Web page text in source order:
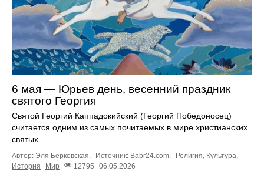
6 мая — Юрьев день, весенний праздник
святого Георгия
Святой Георгий Каппадокийский (Георгий Победоносец)
считается одним из самых почитаемых в мире христианских
святых.
Автор: Эля Берковская. Источник: Babr24.com. Религия, Культура,
История
Мир 12795 06.05.2026